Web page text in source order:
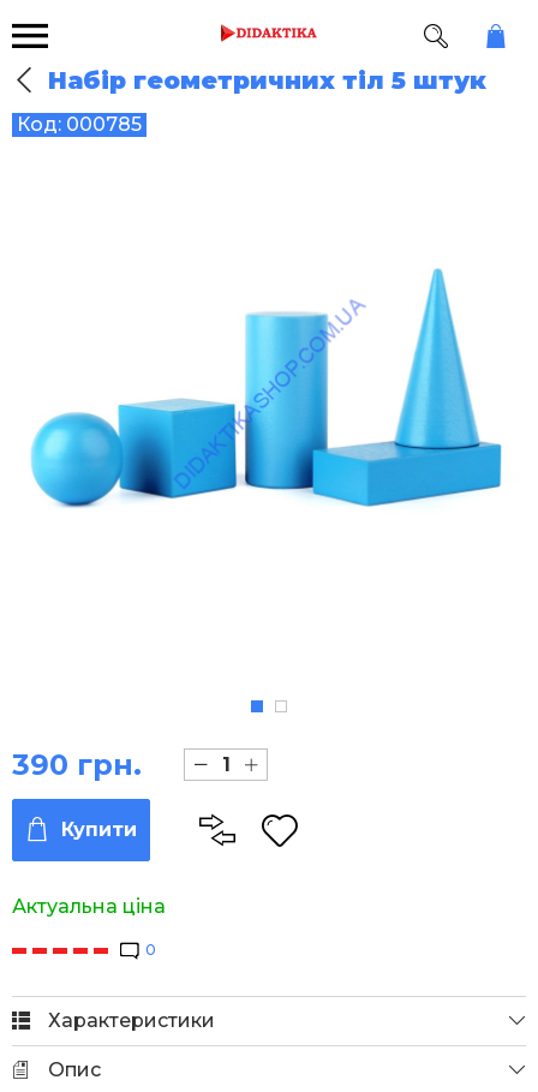
Набір геометричних тіл 5 штук
Код: 000785
Актуальна ціна
390 грн.
Купити
0
Характеристики
Опис